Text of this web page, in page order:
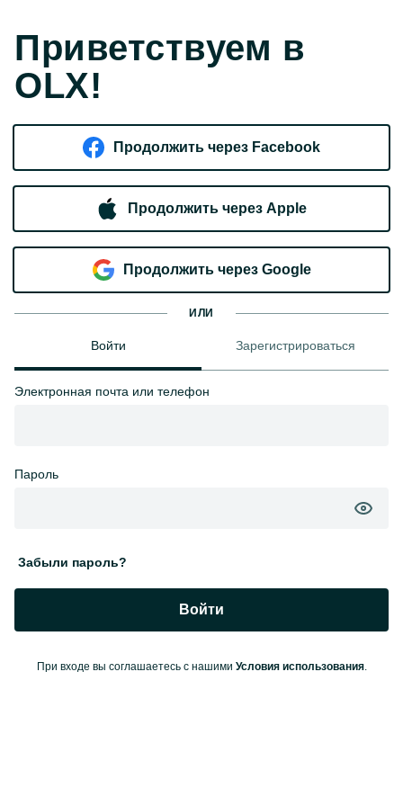
Приветствуем в
OLX!
Продолжить через Facebook
Продолжить через Apple
Продолжить через Google
ИЛИ
Войти Зарегистрироваться
Электронная почта или телефон
Пароль
Забыли пароль?
Войти
При входе вы соглашаетесь с нашими Условия использования.